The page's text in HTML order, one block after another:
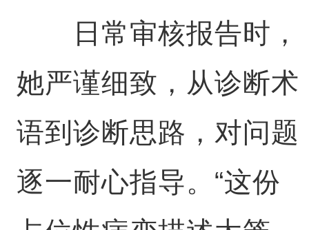
日常审核报告时，
她严谨细致，从诊断术
语到诊断思路，对问题
逐一耐心指导。“这份